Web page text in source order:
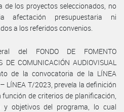
de los proyectos seleccionados, no
afectación presupuestaria ni
a los referidos convenios.
del FONDO DE FOMENTO
DE COMUNICACIÓN AUDIOVISUAL
de la convocatoria de la LÍNEA
LÍNEA T/2023, preveía la definición
de criterios de planificación,
y objetivos del programa, lo cual